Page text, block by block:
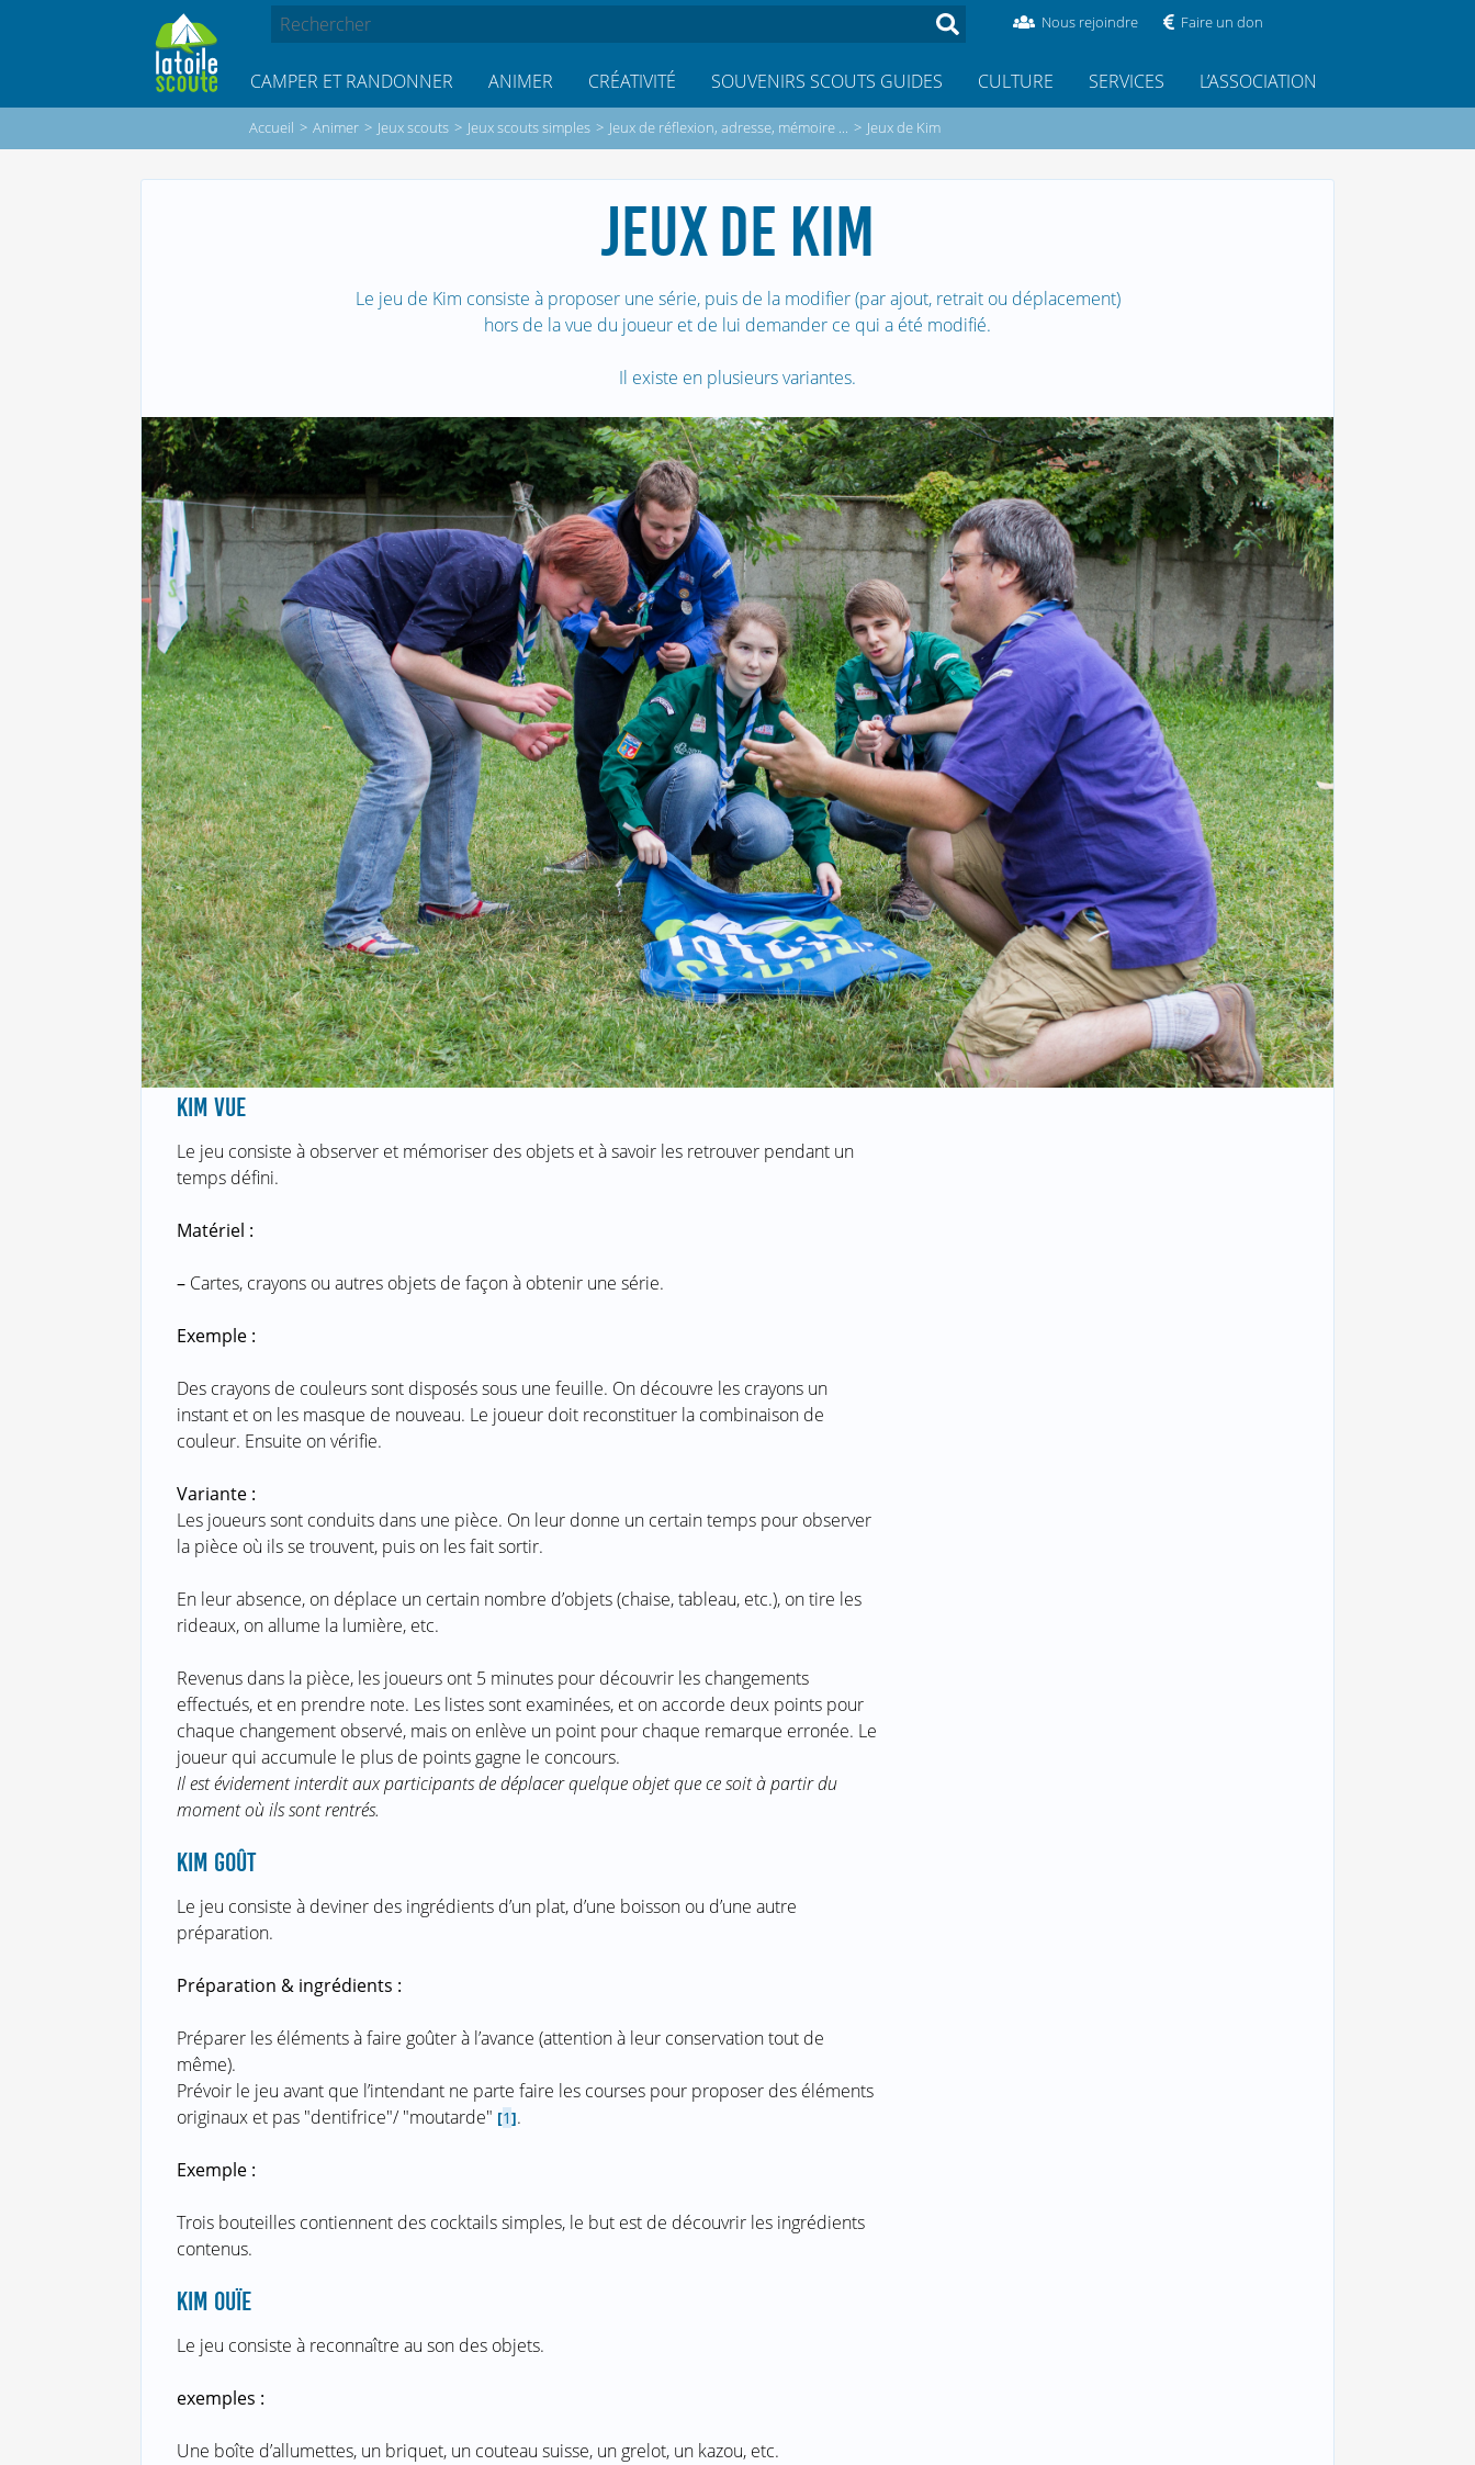
Nous rejoindre Faire un don
CAMPER ET RANDONNER ANIMER CRÉATIVITÉ SOUVENIRS SCOUTS GUIDES CULTURE SERVICES L’ASSOCIATION
Accueil > Animer > Jeux scouts > Jeux scouts simples > Jeux de réflexion, adresse, mémoire ... > Jeux de Kim
JEUX DE KIM
Le jeu de Kim consiste à proposer une série, puis de la modifier (par ajout, retrait ou déplacement)
hors de la vue du joueur et de lui demander ce qui a été modifié.
Il existe en plusieurs variantes.
KIM VUE
Le jeu consiste à observer et mémoriser des objets et à savoir les retrouver pendant un
temps défini.
Matériel :
–Cartes, crayons ou autres objets de façon à obtenir une série.
Exemple :
Des crayons de couleurs sont disposés sous une feuille. On découvre les crayons un
instant et on les masque de nouveau. Le joueur doit reconstituer la combinaison de
couleur. Ensuite on vérifie.
Variante :
Les joueurs sont conduits dans une pièce. On leur donne un certain temps pour observer
la pièce où ils se trouvent, puis on les fait sortir.
En leur absence, on déplace un certain nombre d’objets (chaise, tableau, etc.), on tire les
rideaux, on allume la lumière, etc.
Revenus dans la pièce, les joueurs ont 5 minutes pour découvrir les changements
effectués, et en prendre note. Les listes sont examinées, et on accorde deux points pour
chaque changement observé, mais on enlève un point pour chaque remarque erronée. Le
joueur qui accumule le plus de points gagne le concours.
Il est évidement interdit aux participants de déplacer quelque objet que ce soit à partir du
moment où ils sont rentrés.
KIM GOÛT
Le jeu consiste à deviner des ingrédients d’un plat, d’une boisson ou d’une autre
préparation.
Préparation & ingrédients :
Préparer les éléments à faire goûter à l’avance (attention à leur conservation tout de
même).
Prévoir le jeu avant que l’intendant ne parte faire les courses pour proposer des éléments
originaux et pas "dentifrice"/ "moutarde" [1].
Exemple :
Trois bouteilles contiennent des cocktails simples, le but est de découvrir les ingrédients
contenus.
KIM OUÏE
Le jeu consiste à reconnaître au son des objets.
exemples :
Une boîte d’allumettes, un briquet, un couteau suisse, un grelot, un kazou, etc.